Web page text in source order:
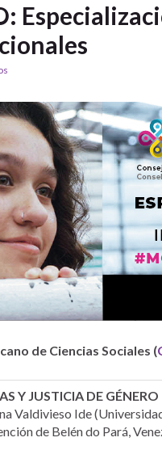
de Ciencias Sociales (
Y JUSTICIA DE GÉNERO
Valdivieso Ide
de Belén do Pará,